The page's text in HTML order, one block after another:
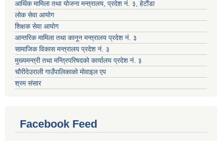
आर्थिक मामिला तथा योजना मन्त्रालय, प्रदेश नं. ३, हेटौंडा
लोक सेवा आयोग
शिक्षक सेवा आयोग
आन्तरिक मामिला तथा कानून मन्त्रालय प्रदेश नं. ३
सामाजिक विकास मन्त्रालय प्रदेश नं. ३
मुख्यमन्त्री तथा मन्त्रिपरिषदको कार्यालय प्रदेश नं. ३
चौरीदेउराली गाउँपालिकाको मोवाइल एप
श्रम संसार
Facebook Feed